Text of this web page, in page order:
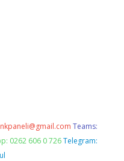
Teams:
0262 606 0 726 Telegram: